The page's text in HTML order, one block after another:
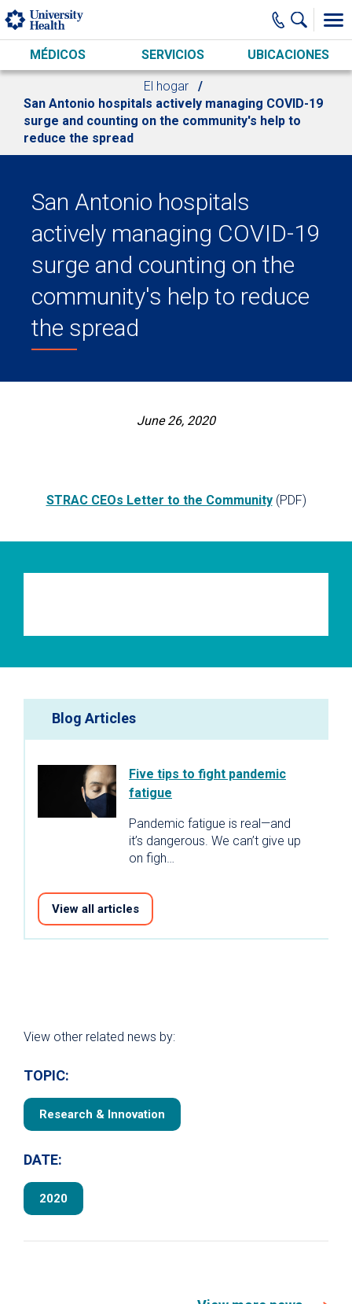
Skip to main content
MÉDICOS SERVICIOS UBICACIONES
El hogar
San Antonio hospitals actively managing COVID-19
surge and counting on the community's help to
reduce the spread
San Antonio hospitals
actively managing COVID-19
surge and counting on the
community's help to reduce
the spread
June 26, 2020
STRAC CEOs Letter to the Community(PDF)
Blog Articles
Five tips to fight pandemic
fatigue
Pandemic fatigue is real—and
it’s dangerous. We can’t give up
on figh…
View all articles
View other related news by:
TOPIC:
Research & Innovation
DATE:
2020